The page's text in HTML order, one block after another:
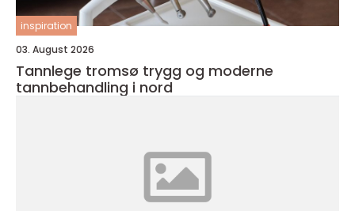
inspiration
03. August 2026
Tannlege tromsø trygg og moderne
tannbehandling i nord